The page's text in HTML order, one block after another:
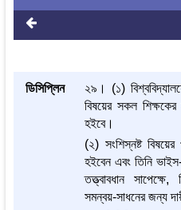
ডিসিপ্লিন
২৯। (১)
বিষয়ের সকল
হইবে।
(২) সংশিস্নষ্ট
হইবেন এবং তিনি
তত্ত্বাবধান সাপেক্ষে,
সমন্বয়-সাধনের জন্য